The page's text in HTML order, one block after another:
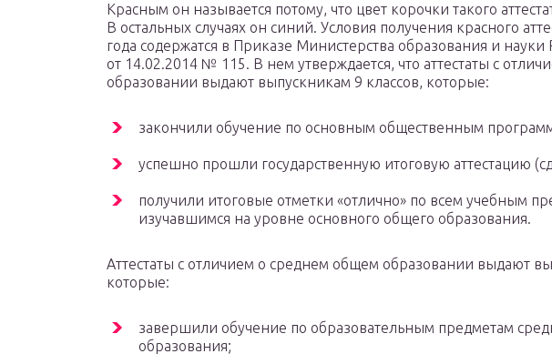
Красным он называется потому, что цвет корочки такого
В остальных случаях он синий. Условия получения красного
года содержатся в Приказе Министерства образования и
от 14.02.2014 № 115. В нем утверждается, что аттестаты с
образовании выдают выпускникам 9 классов, которые:
закончили обучение по основным общественным
успешно прошли государственную итоговую аттестацию
получили итоговые отметки «отлично» по всем учебным
изучавшимся на уровне основного общего образования.
Аттестаты с отличием о среднем общем образовании выдают
которые:
завершили обучение по образовательным предметам
образования;